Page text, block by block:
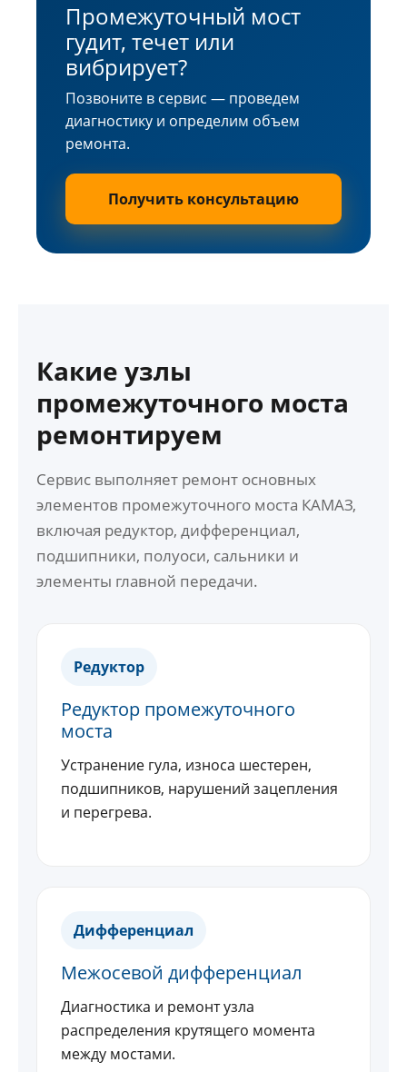
Промежуточный мост
гудит, течет или
вибрирует?
Позвоните в сервис — проведем
диагностику и определим объем
ремонта.
Получить консультацию
Какие узлы
промежуточного моста
ремонтируем
Сервис выполняет ремонт основных
элементов промежуточного моста КАМАЗ,
включая редуктор, дифференциал,
подшипники, полуоси, сальники и
элементы главной передачи.
Редуктор
Редуктор промежуточного
моста
Устранение гула, износа шестерен,
подшипников, нарушений зацепления
и перегрева.
Дифференциал
Межосевой дифференциал
Диагностика и ремонт узла
распределения крутящего момента
между мостами.